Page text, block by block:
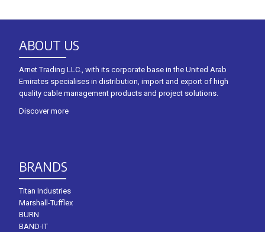
ABOUT US
Arnet Trading LLC., with its corporate base in the United Arab
Emirates specialises in distribution, import and export of high
quality cable management products and project solutions.
Discover more
BRANDS
Titan Industries
Marshall-Tufflex
BURN
BAND-IT